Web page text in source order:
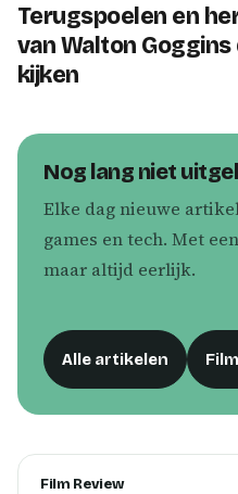
Terugspoelen en
van Walton
kijken
Nog lang niet
Elke dag nieuwe
games en tech. Met
maar altijd eerlijk.
Alle artikelen
Film Review